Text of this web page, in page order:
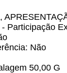
Participação
Não
50,00 G